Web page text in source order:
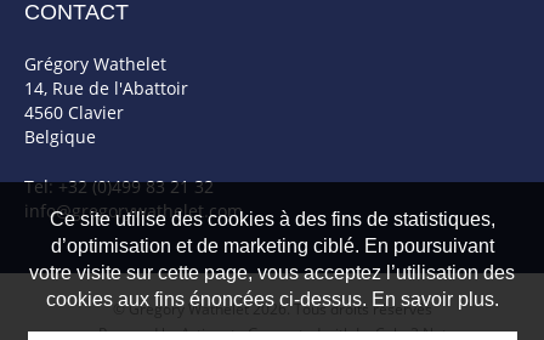
CONTACT
Grégory Wathelet
14, Rue de l'Abattoir
4560 Clavier
Belgique
Tel: +32 (0)499 83 21 32
info@gregorywathelet.com
© Gregory Wathelet 2026. Tous droits réservés
Powered by Artionet-Generated with IceCube2.Net
Ce site utilise des cookies à des fins de statistiques,
d’optimisation et de marketing ciblé. En poursuivant
votre visite sur cette page, vous acceptez l’utilisation des
cookies aux fins énoncées ci-dessus. En savoir plus.